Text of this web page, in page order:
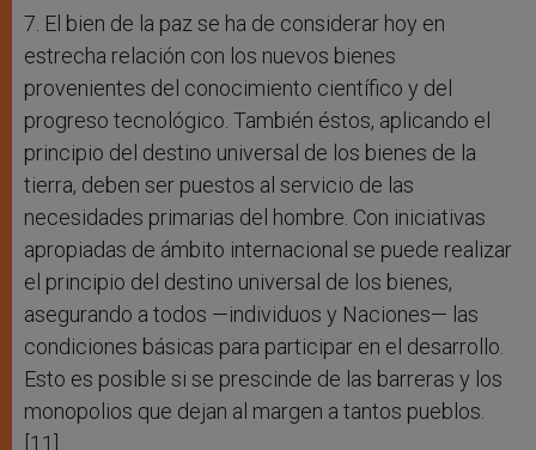
7. El bien de la paz se ha de considerar hoy en
estrecha relación con los nuevos bienes
provenientes del conocimiento científico y del
progreso tecnológico. También éstos, aplicando el
principio del destino universal de los bienes de la
tierra, deben ser puestos al servicio de las
necesidades primarias del hombre. Con iniciativas
apropiadas de ámbito internacional se puede realizar
el principio del destino universal de los bienes,
asegurando a todos —individuos y Naciones— las
condiciones básicas para participar en el desarrollo.
Esto es posible si se prescinde de las barreras y los
monopolios que dejan al margen a tantos pueblos.
[11]